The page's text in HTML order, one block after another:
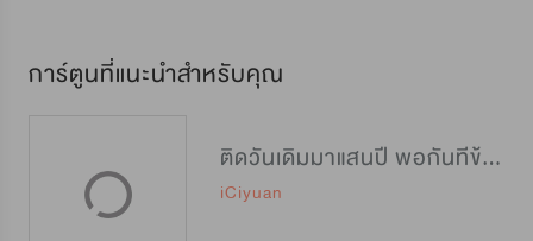
การ์ตูนที่แนะนำสำหรับคุณ
ติดวันเดิมมาแสนปี พอกันทีข้าขอเทพ
iCiyuan